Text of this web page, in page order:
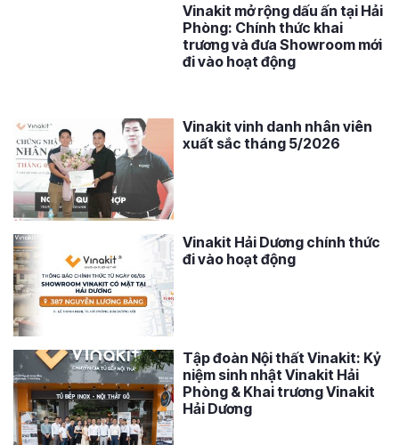
Vinakit mở rộng dấu ấn tại Hải
Phòng: Chính thức khai
trương và đưa Showroom mới
đi vào hoạt động
Vinakit vinh danh nhân viên
xuất sắc tháng 5/2026
Vinakit Hải Dương chính thức
đi vào hoạt động
Tập đoàn Nội thất Vinakit: Kỷ
niệm sinh nhật Vinakit Hải
Phòng & Khai trương Vinakit
Hải Dương